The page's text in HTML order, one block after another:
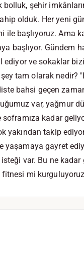
şehir
olduk. Her yeni
başlıyoruz. Ama
başlıyor. Gündem
ve sokaklar
tam olarak nedir?
bahsi geçen
var, yağmur
kadar
yakından takip
gayret
var. Bu ne
mi